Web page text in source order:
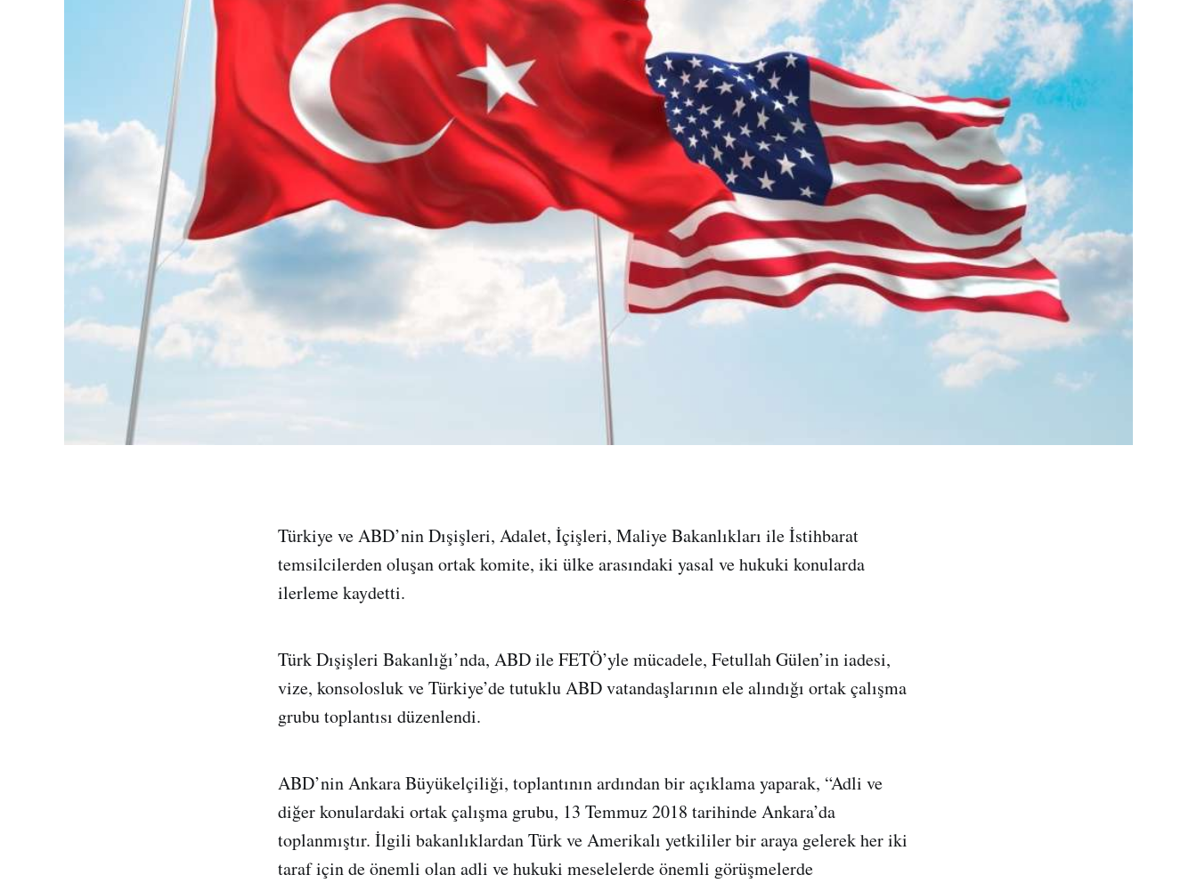
Türkiye ve ABD’nin Dışişleri, Adalet, İçişleri, Maliye Bakanlıkları ile İstihbarat
temsilcilerden oluşan ortak komite, iki ülke arasındaki yasal ve hukuki konularda
ilerleme kaydetti.
Türk Dışişleri Bakanlığı’nda, ABD ile FETÖ’yle mücadele, Fetullah Gülen’in iadesi,
vize, konsolosluk ve Türkiye’de tutuklu ABD vatandaşlarının ele alındığı ortak çalışma
grubu toplantısı düzenlendi.
ABD’nin Ankara Büyükelçiliği, toplantının ardından bir açıklama yaparak, “Adli ve
diğer konulardaki ortak çalışma grubu, 13 Temmuz 2018 tarihinde Ankara’da
toplanmıştır. İlgili bakanlıklardan Türk ve Amerikalı yetkililer bir araya gelerek her iki
taraf için de önemli olan adli ve hukuki meselelerde önemli görüşmelerde